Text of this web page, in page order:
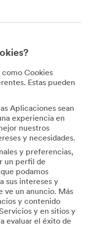
como Cookies
Estas pueden
Aplicaciones sean
experiencia en
nuestros
y necesidades.
y preferencias,
un perfil de
podamos
sus intereses y
ve un anuncio. Más
y contenido
y en sitios y
evaluar el éxito de